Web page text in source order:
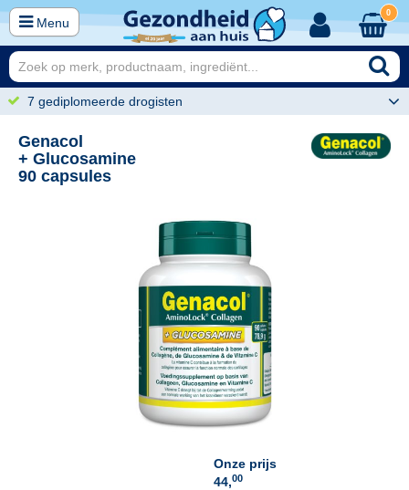
Menu
0
7 gediplomeerde drogisten
Genacol
+ Glucosamine
90 capsules
Onze prijs
44,00